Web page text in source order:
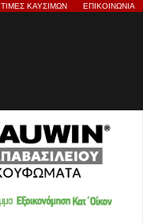
ΤΙΜΕΣ ΚΑΥΣΙΜΩΝ ΕΠΙΚΟΙΝΩΝΙΑ